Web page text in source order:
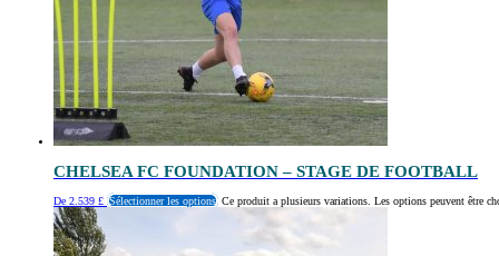
CHELSEA FC FOUNDATION – STAGE DE FOOTBALL
De 2.539 £ Sélectionner les options Ce produit a plusieurs variations. Les options peuvent être